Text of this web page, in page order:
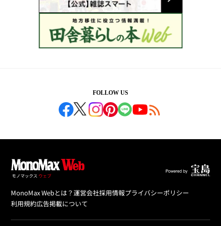
FOLLOW US
MonoMax Webとは？運営会社採用情報プライバシーポリシー
利用規約広告掲載について